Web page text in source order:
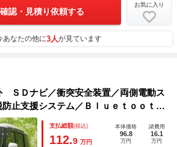
認・見積り依頼する
お気に入り
あなたの他に3人が見ています
Ｄナビ／衝突安全装置／両側電動ス
止支援システム／Ｂｌｕｅｔｏｏｔｈ
横滑り防止装置／アイドリングストッ
ンセグＴＶ
支払総額(税込)
112.9 万円
本体価格
96.8
万円
諸費用
16.1
万円